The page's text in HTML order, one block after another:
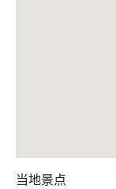
当地景点